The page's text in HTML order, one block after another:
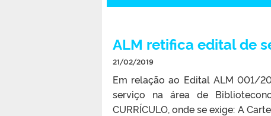
ALM retifica edital de
21/02/2019
Em relação ao Edital ALM 001/
serviço na área de
CURRÍCULO, onde se exige: A